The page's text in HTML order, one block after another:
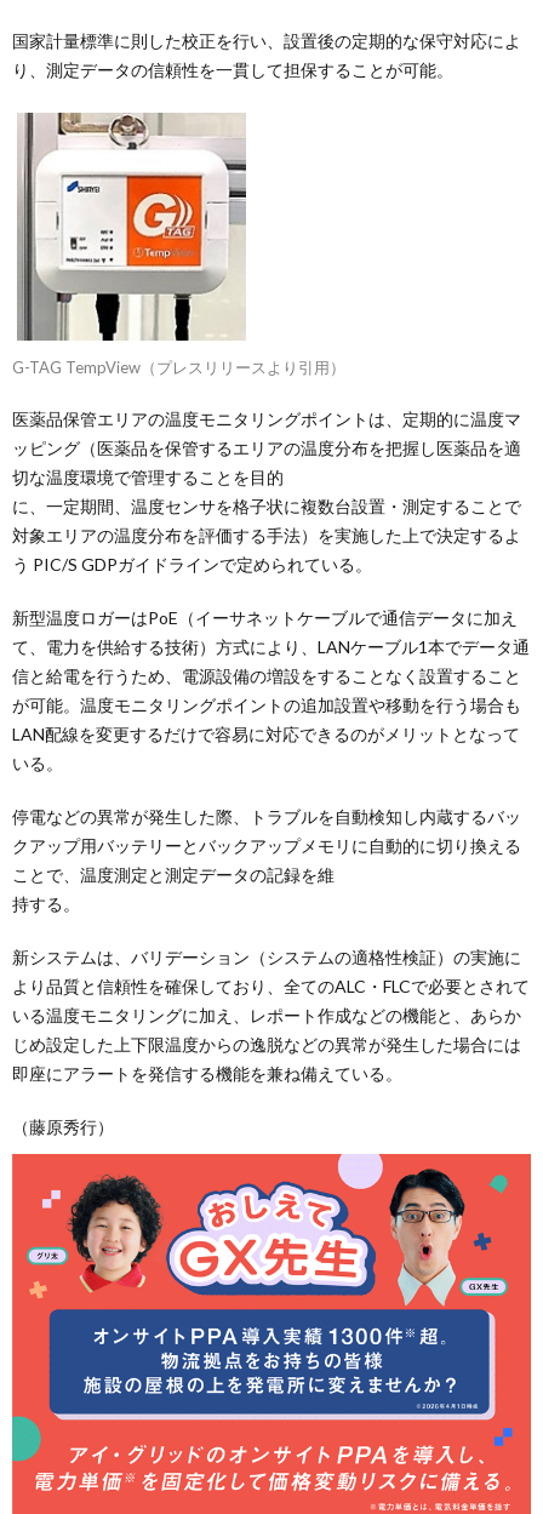
国家計量標準に則した校正を行い、設置後の定期的な保守対応によ
り、測定データの信頼性を一貫して担保することが可能。
G-TAG TempView（プレスリリースより引用）
医薬品保管エリアの温度モニタリングポイントは、定期的に温度マ
ッピング（医薬品を保管するエリアの温度分布を把握し医薬品を適
切な温度環境で管理することを目的
に、一定期間、温度センサを格子状に複数台設置・測定することで
対象エリアの温度分布を評価する手法）を実施した上で決定するよ
う PIC/S GDPガイドラインで定められている。
新型温度ロガーはPoE（イーサネットケーブルで通信データに加え
て、電力を供給する技術）方式により、LANケーブル1本でデータ通
信と給電を行うため、電源設備の増設をすることなく設置すること
が可能。温度モニタリングポイントの追加設置や移動を行う場合も
LAN配線を変更するだけで容易に対応できるのがメリットとなって
いる。
停電などの異常が発生した際、トラブルを自動検知し内蔵するバッ
クアップ用バッテリーとバックアップメモリに自動的に切り換える
ことで、温度測定と測定データの記録を維
持する。
新システムは、バリデーション（システムの適格性検証）の実施に
より品質と信頼性を確保しており、全てのALC・FLCで必要とされて
いる温度モニタリングに加え、レポート作成などの機能と、あらか
じめ設定した上下限温度からの逸脱などの異常が発生した場合には
即座にアラートを発信する機能を兼ね備えている。
（藤原秀行）